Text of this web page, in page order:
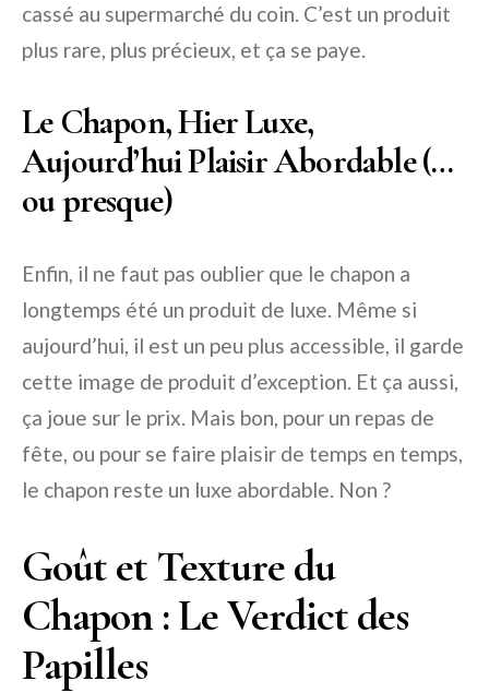
cassé au supermarché du coin. C’est un produit
plus rare, plus précieux, et ça se paye.
Le Chapon, Hier Luxe,
Aujourd’hui Plaisir Abordable (…
ou presque)
Enfin, il ne faut pas oublier que le chapon a
longtemps été un produit de luxe. Même si
aujourd’hui, il est un peu plus accessible, il garde
cette image de produit d’exception. Et ça aussi,
ça joue sur le prix. Mais bon, pour un repas de
fête, ou pour se faire plaisir de temps en temps,
le chapon reste un luxe abordable. Non ?
Goût et Texture du
Chapon : Le Verdict des
Papilles